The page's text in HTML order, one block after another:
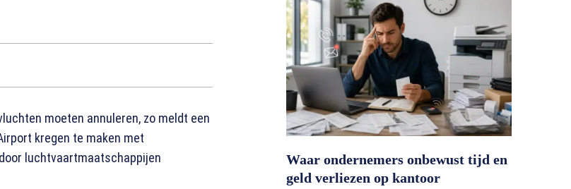
moeten annuleren, zo meldt een
kregen te maken met
luchtvaartmaatschappijen
Waar ondernemers onbewust tijd en
geld verliezen op kantoor